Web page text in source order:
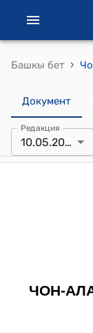
Башкы бет ›
Документ
Редакция
10.05.2024